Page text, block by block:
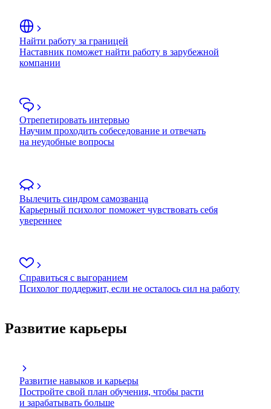
Найти работу за границей
Наставник поможет найти работу в зарубежной
компании
Отрепетировать интервью
Научим проходить собеседование и отвечать
на неудобные вопросы
Вылечить синдром самозванца
Карьерный психолог поможет чувствовать себя
увереннее
Справиться с выгоранием
Психолог поддержит, если не осталось сил на работу
Развитие карьеры
Развитие навыков и карьеры
Постройте свой план обучения, чтобы расти
и зарабатывать больше